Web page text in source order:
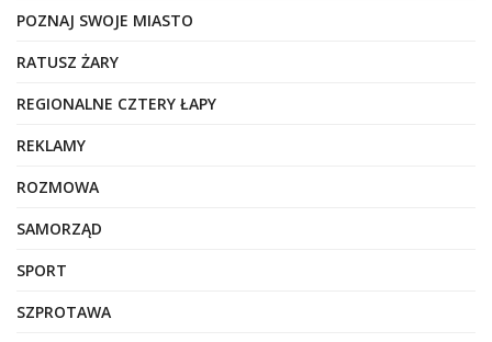
POZNAJ SWOJE MIASTO
RATUSZ ŻARY
REGIONALNE CZTERY ŁAPY
REKLAMY
ROZMOWA
SAMORZĄD
SPORT
SZPROTAWA